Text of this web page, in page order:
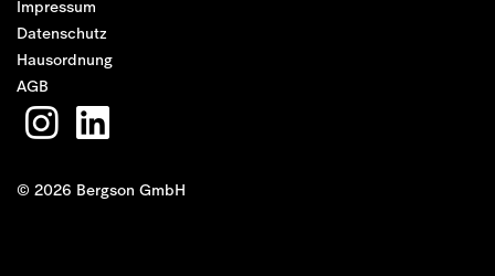
© 2026 Bergson GmbH
Impressum
Datenschutz
Hausordnung
AGB